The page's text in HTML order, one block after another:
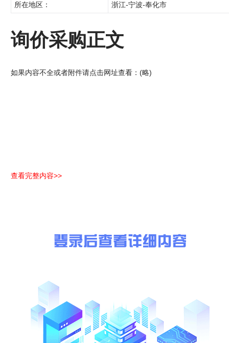
所在地区： 浙江-宁波-奉化市
询价采购正文
如果内容不全或者附件请点击网址查看：(略)
查看完整内容>>